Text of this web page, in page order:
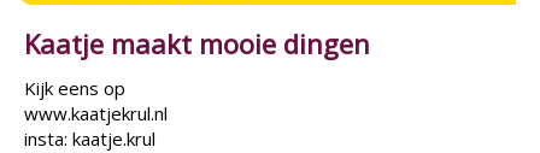
Kaatje maakt mooie dingen
Kijk eens op
www.kaatjekrul.nl
insta: kaatje.krul